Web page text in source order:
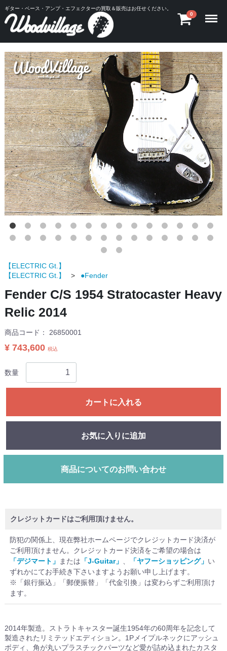
ギター・ベース・アンプ・エフェクターの買取＆販売はお任せください。
0
【ELECTRIC Gt.】
【ELECTRIC Gt.】
●Fender
Fender C/S 1954 Stratocaster Heavy
Relic 2014
商品コード：26850001
¥ 743,600 税込
数量
カートに入れる
お気に入りに追加
商品についてのお問い合わせ
クレジットカードはご利用頂けません。
防犯の関係上、現在弊社ホームページでクレジットカード決済が
ご利用頂けません。クレジットカード決済をご希望の場合は
「デジマート」 または 「J-Guitar」 、 「ヤフーショッピング」 い
ずれかにてお手続き下さいますようお願い申し上げます。
※「銀行振込」「郵便振替」「代金引換」は変わらずご利用頂け
ます。
2014年製造。ストラトキャスター誕生1954年の60周年を記念して
製造されたリミテッドエディション。1Pメイプルネックにアッシュ
ボディ、角が丸いプラスチックパーツなど愛が詰め込まれたカスタ